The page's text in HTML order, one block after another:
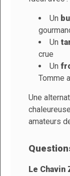
Un
Un
crue
Un
Tomme
Une
amateurs
Le
Service
Taux De